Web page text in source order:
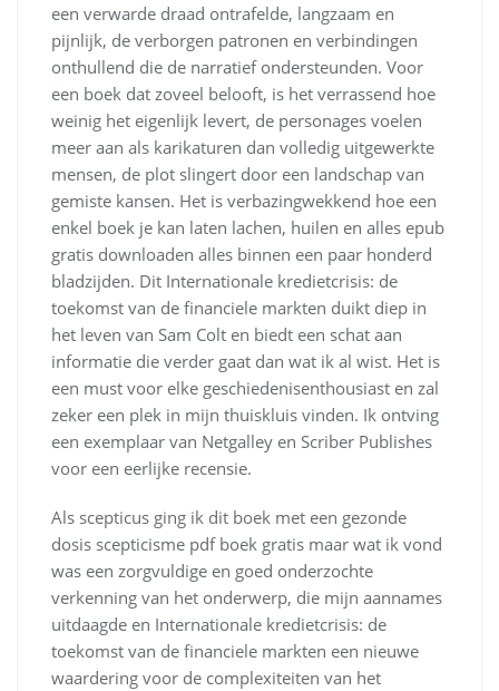
een verwarde draad ontrafelde, langzaam en
pijnlijk, de verborgen patronen en verbindingen
onthullend die de narratief ondersteunden. Voor
een boek dat zoveel belooft, is het verrassend hoe
weinig het eigenlijk levert, de personages voelen
meer aan als karikaturen dan volledig uitgewerkte
mensen, de plot slingert door een landschap van
gemiste kansen. Het is verbazingwekkend hoe een
enkel boek je kan laten lachen, huilen en alles epub
gratis downloaden alles binnen een paar honderd
bladzijden. Dit Internationale kredietcrisis: de
toekomst van de financiele markten duikt diep in
het leven van Sam Colt en biedt een schat aan
informatie die verder gaat dan wat ik al wist. Het is
een must voor elke geschiedenisenthousiast en zal
zeker een plek in mijn thuiskluis vinden. Ik ontving
een exemplaar van Netgalley en Scriber Publishes
voor een eerlijke recensie.
Als scepticus ging ik dit boek met een gezonde
dosis scepticisme pdf boek gratis maar wat ik vond
was een zorgvuldige en goed onderzochte
verkenning van het onderwerp, die mijn aannames
uitdaagde en Internationale kredietcrisis: de
toekomst van de financiele markten een nieuwe
waardering voor de complexiteiten van het